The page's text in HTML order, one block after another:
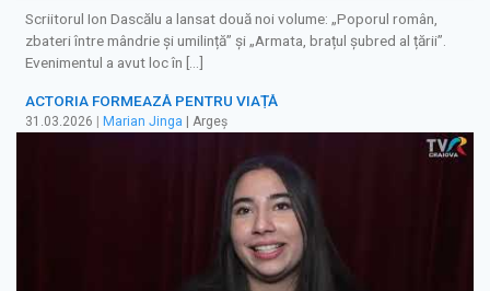
Scriitorul Ion Dascălu a lansat două noi volume: „Poporul român,
zbateri între mândrie și umilință” și „Armata, brațul șubred al țării”.
Evenimentul a avut loc în […]
ACTORIA FORMEAZĂ PENTRU VIAȚĂ
31.03.2026 | Marian Jinga | Argeș